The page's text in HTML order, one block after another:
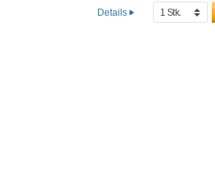
Dieses hochwertige
Details